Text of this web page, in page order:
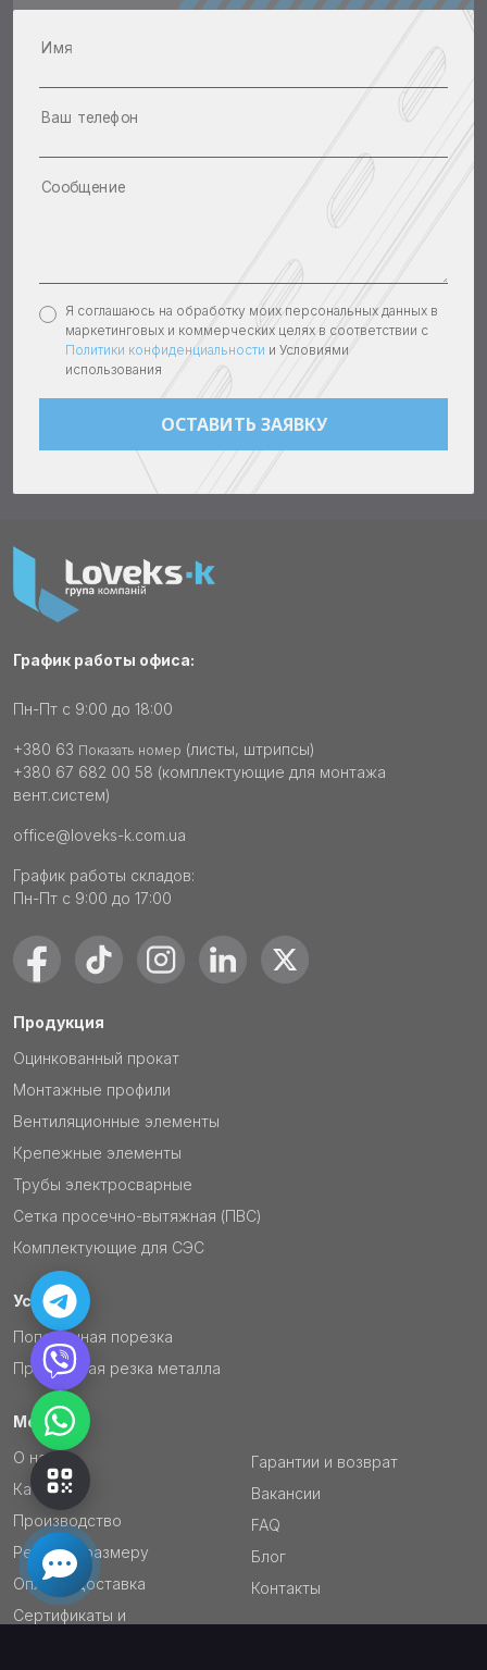
Имя
Ваш телефон
Сообщение
Я соглашаюсь на обработку моих персональных данных в
маркетинговых и коммерческих целях в соответствии с
Политики конфиденциальности и Условиями
использования
График работы офиса:
Пн-Пт с 9:00 до 18:00
+380 63 Показать номер (листы, штрипсы)
+380 67 682 00 58 (комплектующие для монтажа
вент.систем)
office@loveks-k.com.ua
График работы складов:
Пн-Пт с 9:00 до 17:00
Продукция
Оцинкованный прокат
Монтажные профили
Вентиляционные элементы
Крепежные элементы
Трубы электросварные
Сетка просечно-вытяжная (ПВС)
Комплектующие для СЭС
Услуги
Поперечная порезка
Продольная резка металла
Меню
О нас
Каталог
Производство
Резка по размеру
Оплата/Доставка
Сертификаты и
Гарантии и возврат
Вакансии
FAQ
Блог
Контакты